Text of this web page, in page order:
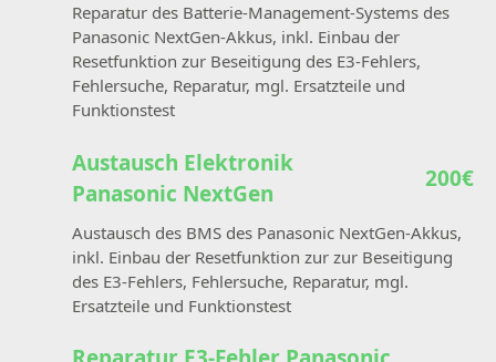
Reparatur des Batterie-Management-Systems des
Panasonic NextGen-Akkus, inkl. Einbau der
Resetfunktion zur Beseitigung des E3-Fehlers,
Fehlersuche, Reparatur, mgl. Ersatzteile und
Funktionstest
Austausch Elektronik
Panasonic NextGen
200€
Austausch des BMS des Panasonic NextGen-Akkus,
inkl. Einbau der Resetfunktion zur zur Beseitigung
des E3-Fehlers, Fehlersuche, Reparatur, mgl.
Ersatzteile und Funktionstest